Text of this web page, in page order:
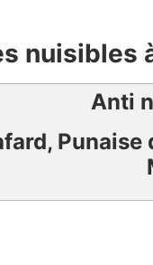
nuisibles
Anti
Punaise